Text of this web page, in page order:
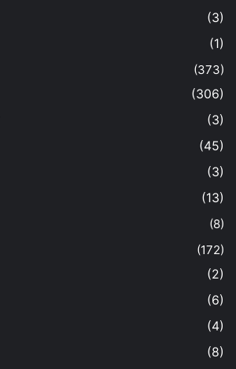
(3)
(1)
(373)
(306)
(3)
(45)
(3)
(13)
(8)
(172)
(2)
(6)
(4)
(8)